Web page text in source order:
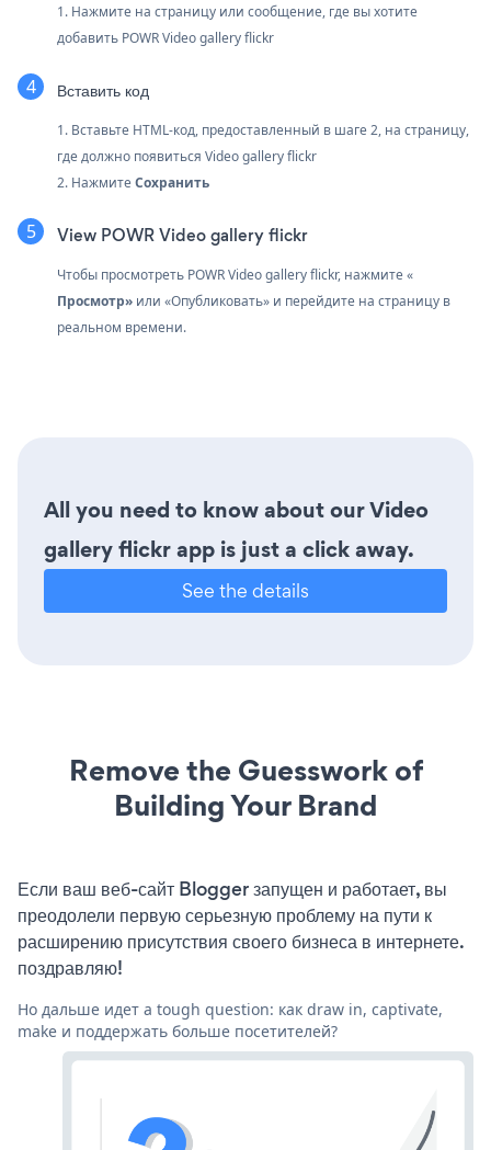
1. Нажмите на страницу или сообщение, где вы хотите
добавить POWR Video gallery flickr
Вставить код
1. Вставьте HTML-код, предоставленный в шаге 2, на страницу,
где должно появиться Video gallery flickr
2. НажмитеСохранить
View POWR Video gallery flickr
Чтобы просмотреть POWR Video gallery flickr, нажмите «
Просмотр» или «Опубликовать» и перейдите на страницу в
реальном времени.
All you need to know about our Video
gallery flickr app is just a click away.
See the details
Remove the Guesswork of
Building Your Brand
Если ваш веб-сайт Blogger запущен и работает, вы
преодолели первую серьезную проблему на пути к
расширению присутствия своего бизнеса в интернете.
поздравляю!
Но дальше идет a tough question: как draw in, captivate,
make и поддержать больше посетителей?